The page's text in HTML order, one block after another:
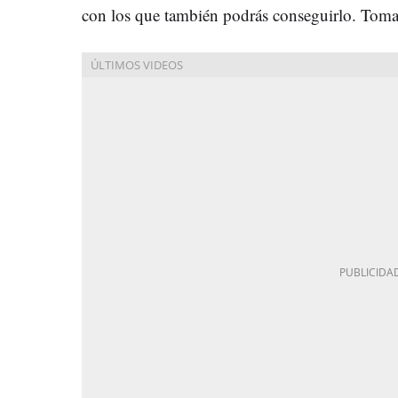
con los que también podrás conseguirlo.